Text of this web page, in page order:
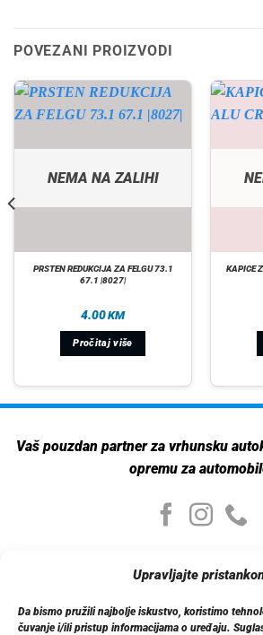
Upravljajte
Da bismo pružili najbolje iskustvo, koristimo
čuvanje i/ili pristup informacijama o uređaju.
POVEZANI PROIZVODI
NEMA NA ZALIHI
PRSTEN REDUKCIJA ZA FELGU 73.1
67.1 |8027|
4.00KM
Pročitaj više
KAPICE
Vaš pouzdan partner za vrhunsku
opremu za
Moj nalog
Moj nalog
Moje narudžbe
Detalji računa